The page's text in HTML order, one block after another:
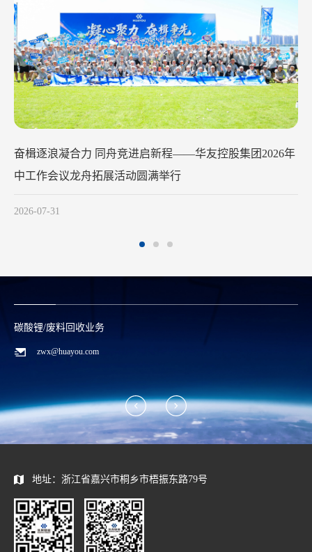
华友钴业2026年中工作会议在苏州召开
碳酸锂/废料回收业务
zwx@huayou.com
地址：浙江省嘉兴市桐乡市梧振东路79号